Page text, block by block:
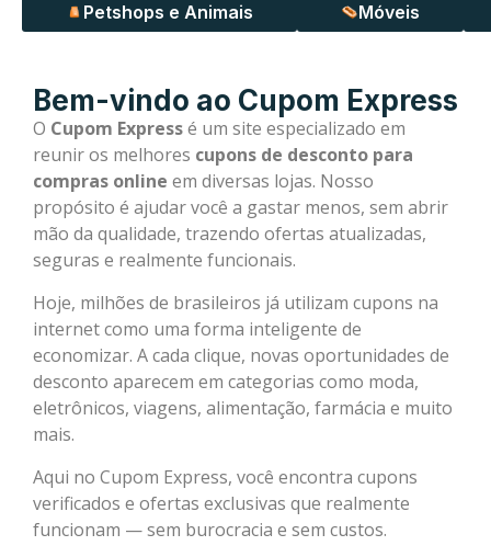
Petshops e Animais Móveis
Bem-vindo ao Cupom Express
O Cupom Expressé um site especializado em
reunir os melhores cupons de desconto para
compras online em diversas lojas. Nosso
propósito é ajudar você a gastar menos, sem abrir
mão da qualidade, trazendo ofertas atualizadas,
seguras e realmente funcionais.
Hoje, milhões de brasileiros já utilizam cupons na
internet como uma forma inteligente de
economizar. A cada clique, novas oportunidades de
desconto aparecem em categorias como moda,
eletrônicos, viagens, alimentação, farmácia e muito
mais.
Aqui no Cupom Express, você encontra cupons
verificados e ofertas exclusivas que realmente
funcionam — sem burocracia e sem custos.